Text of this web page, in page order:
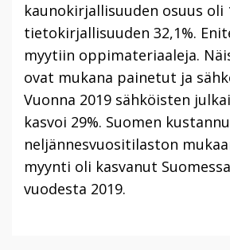
kaunokirjallisuuden osuus oli
tietokirjallisuuden 32,1%.
myytiin oppimateriaaleja.
ovat mukana painetut ja
Vuonna 2019 sähköisten
kasvoi 29%. Suomen
neljännesvuositilaston
myynti oli kasvanut
vuodesta 2019.